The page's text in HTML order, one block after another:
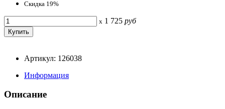
Скидка 19%
x 1 725 руб
Артикул: 126038
Информация
Описание